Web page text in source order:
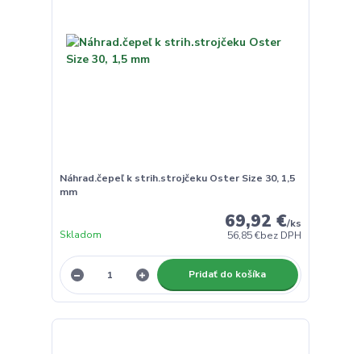
Náhrad.čepeľ k strih.strojčeku Oster Size 30, 1,5
mm
69,92 €/ks
56,85 €bez DPH
Skladom
Pridať do košíka